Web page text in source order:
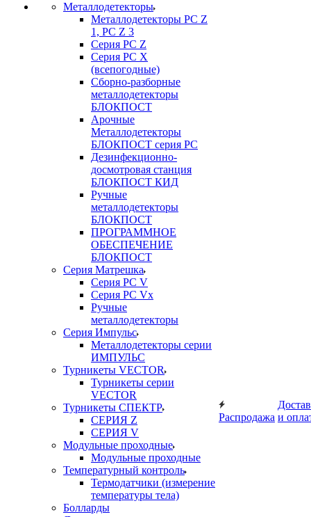
Металлодетекторы
Металлодетекторы РС Z
1, PC Z 3
Серия РС Z
Серия РС X
(всепогодные)
Сборно-разборные
металлодетекторы
БЛОКПОСТ
Арочные
Металлодетекторы
БЛОКПОСТ серия РС
Дезинфекционно-
досмотровая станция
БЛОКПОСТ КИД
Ручные
металлодетекторы
БЛОКПОСТ
ПРОГРАММНОЕ
ОБЕСПЕЧЕНИЕ
БЛОКПОСТ
Серия Матрешка
Серия PC V
Серия PC Vx
Ручные
металлодетекторы
Серия Импульс
Металлодетекторы серии
ИМПУЛЬС
Турникеты VECTOR
Турникеты серии
VECTOR
Турникеты СПЕКТР
СЕРИЯ Z
СЕРИЯ V
Модульные проходные
Модульные проходные
Температурный контроль
Термодатчики (измерение
температуры тела)
Болларды
Распродажа и